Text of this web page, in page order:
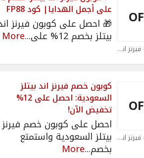
Ferns & Petals - فيرنز اند بيتل Coupons
على أجمل الهدايا| كود FP88
🎁 احصل على كوبون فيرنز
بيتلز بخصم 12% على ...
More
Ferns & Petals - فيرنز اند بيتل Coupons
كوبون خصم فيرنز اند بيتلز
السعودية: احصل على 12%
تخفيض الآن!
احصل على كوبون خصم فيرنز
بيتلز السعودية واستمتع
بخصم...
More